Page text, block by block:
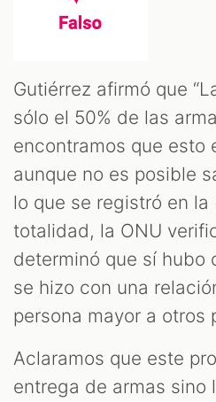
Gutiérrez afirmó que
sólo el 50% de las
encontramos que esto
aunque no es posible
lo que se registró en
totalidad, la ONU
determinó que sí hubo
se hizo con una
persona mayor a otros
Aclaramos que este
entrega de armas sino